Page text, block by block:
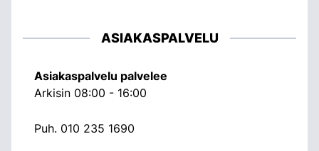
ASIAKASPALVELU
Asiakaspalvelu palvelee
Arkisin 08:00 - 16:00
Puh. 010 235 1690